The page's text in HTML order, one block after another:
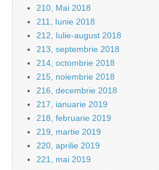
210, Mai 2018
211, Iunie 2018
212, Iulie-august 2018
213, septembrie 2018
214, octombrie 2018
215, noiembrie 2018
216, decembrie 2018
217, ianuarie 2019
218, februarie 2019
219, martie 2019
220, aprilie 2019
221, mai 2019